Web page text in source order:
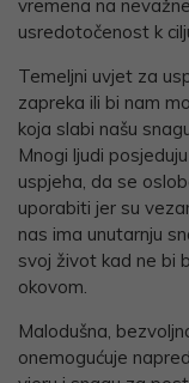
vremena na
usredotočenost k
Temeljni uvjet za
zapreka ili bi nam
koja slabi našu
Mnogi ljudi
uspjeha, da se
uporabiti jer su
nas ima unutarnju
svoj život kad ne bi
okovom.
Malodušna,
onemogućuje